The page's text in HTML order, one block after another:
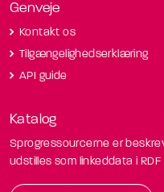
Genveje
Kontakt os
Tilgængelighedserklæring
API guide
Katalog
Sprogressourcerne er
udstilles som linkeddata i RDF